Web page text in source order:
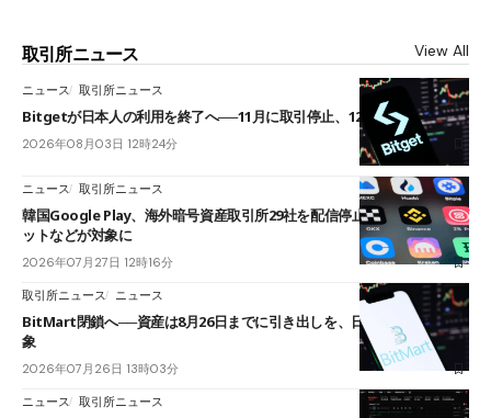
取引所ニュース View All
ニュース 取引所ニュース
Bitgetが日本人の利用を終了へ──11月に取引停止、12月末に強制決済
2026年08月03日 12時24分
ニュース 取引所ニュース
韓国Google Play、海外暗号資産取引所29社を配信停止──OKXやバイビ
ットなどが対象に
2026年07月27日 12時16分
取引所ニュース ニュース
BitMart閉鎖へ──資産は8月26日までに引き出しを、日本人利用者も対
象
2026年07月26日 13時03分
ニュース 取引所ニュース